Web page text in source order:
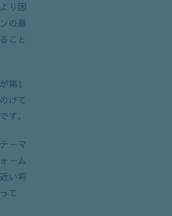
り困
の最
こと
第1
けて
す。
ーマ
ーム
い将
て